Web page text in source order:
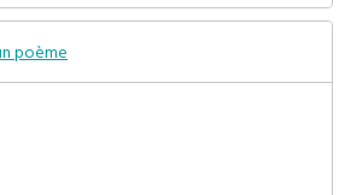
poème